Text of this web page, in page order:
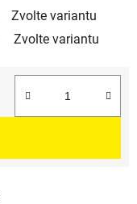
Zvolte variantu
Zvolte variantu